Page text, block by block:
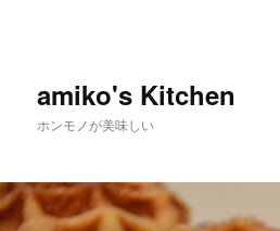
amiko's Kitchen
ホンモノが美味しい